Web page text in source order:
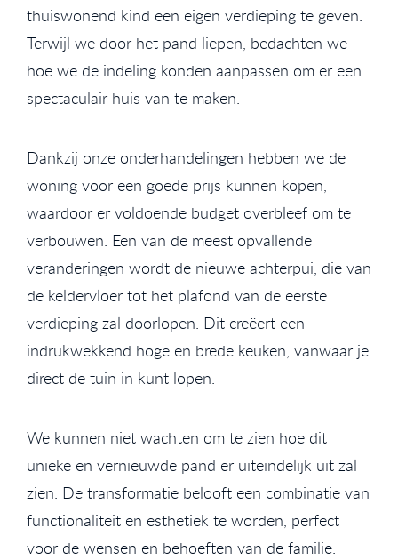
thuiswonend kind een eigen verdieping te geven.
Terwijl we door het pand liepen, bedachten we
hoe we de indeling konden aanpassen om er een
spectaculair huis van te maken.
Dankzij onze onderhandelingen hebben we de
woning voor een goede prijs kunnen kopen,
waardoor er voldoende budget overbleef om te
verbouwen. Een van de meest opvallende
veranderingen wordt de nieuwe achterpui, die van
de keldervloer tot het plafond van de eerste
verdieping zal doorlopen. Dit creëert een
indrukwekkend hoge en brede keuken, vanwaar je
direct de tuin in kunt lopen.
We kunnen niet wachten om te zien hoe dit
unieke en vernieuwde pand er uiteindelijk uit zal
zien. De transformatie belooft een combinatie van
functionaliteit en esthetiek te worden, perfect
voor de wensen en behoeften van de familie.